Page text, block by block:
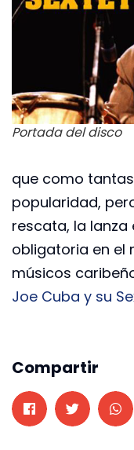
Portada del disco
que como
popularidad,
rescata, la lanza
obligatoria en el
músicos
Joe Cuba y su
Compartir